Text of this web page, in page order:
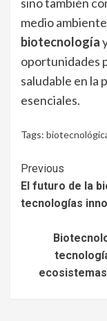
medio
biotecnología
oportunidades
saludable en la
esenciales.
Tags:
Continue
Reading
Previous
El futuro de la
tecnologías